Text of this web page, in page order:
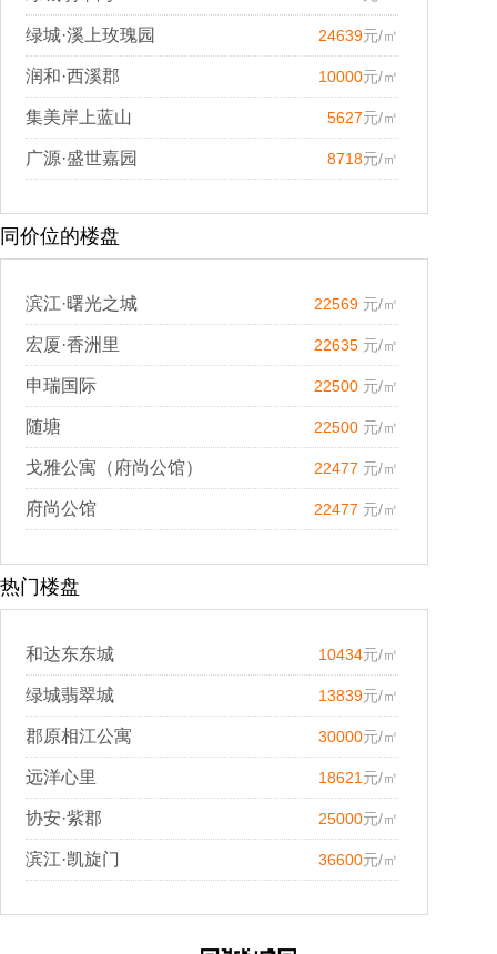
绿城·溪上玫瑰园 24639元/㎡
润和·西溪郡 10000元/㎡
集美岸上蓝山 5627元/㎡
广源·盛世嘉园 8718元/㎡
同价位的楼盘
滨江·曙光之城 22569 元/㎡
宏厦·香洲里 22635 元/㎡
申瑞国际 22500 元/㎡
随塘 22500 元/㎡
戈雅公寓（府尚公馆） 22477 元/㎡
府尚公馆 22477 元/㎡
热门楼盘
和达东东城 10434元/㎡
绿城翡翠城 13839元/㎡
郡原相江公寓 30000元/㎡
远洋心里 18621 元/㎡
协安·紫郡 25000元/㎡
滨江·凯旋门 36600元/㎡